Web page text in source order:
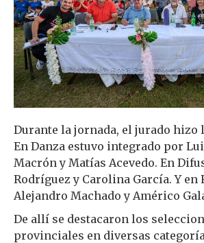
Durante la jornada, el jurado hizo
En Danza estuvo integrado por
Macrón y Matías Acevedo. En
Rodríguez y Carolina García. Y en
Alejandro Machado y Américo
De allí se destacaron los
provinciales en diversas